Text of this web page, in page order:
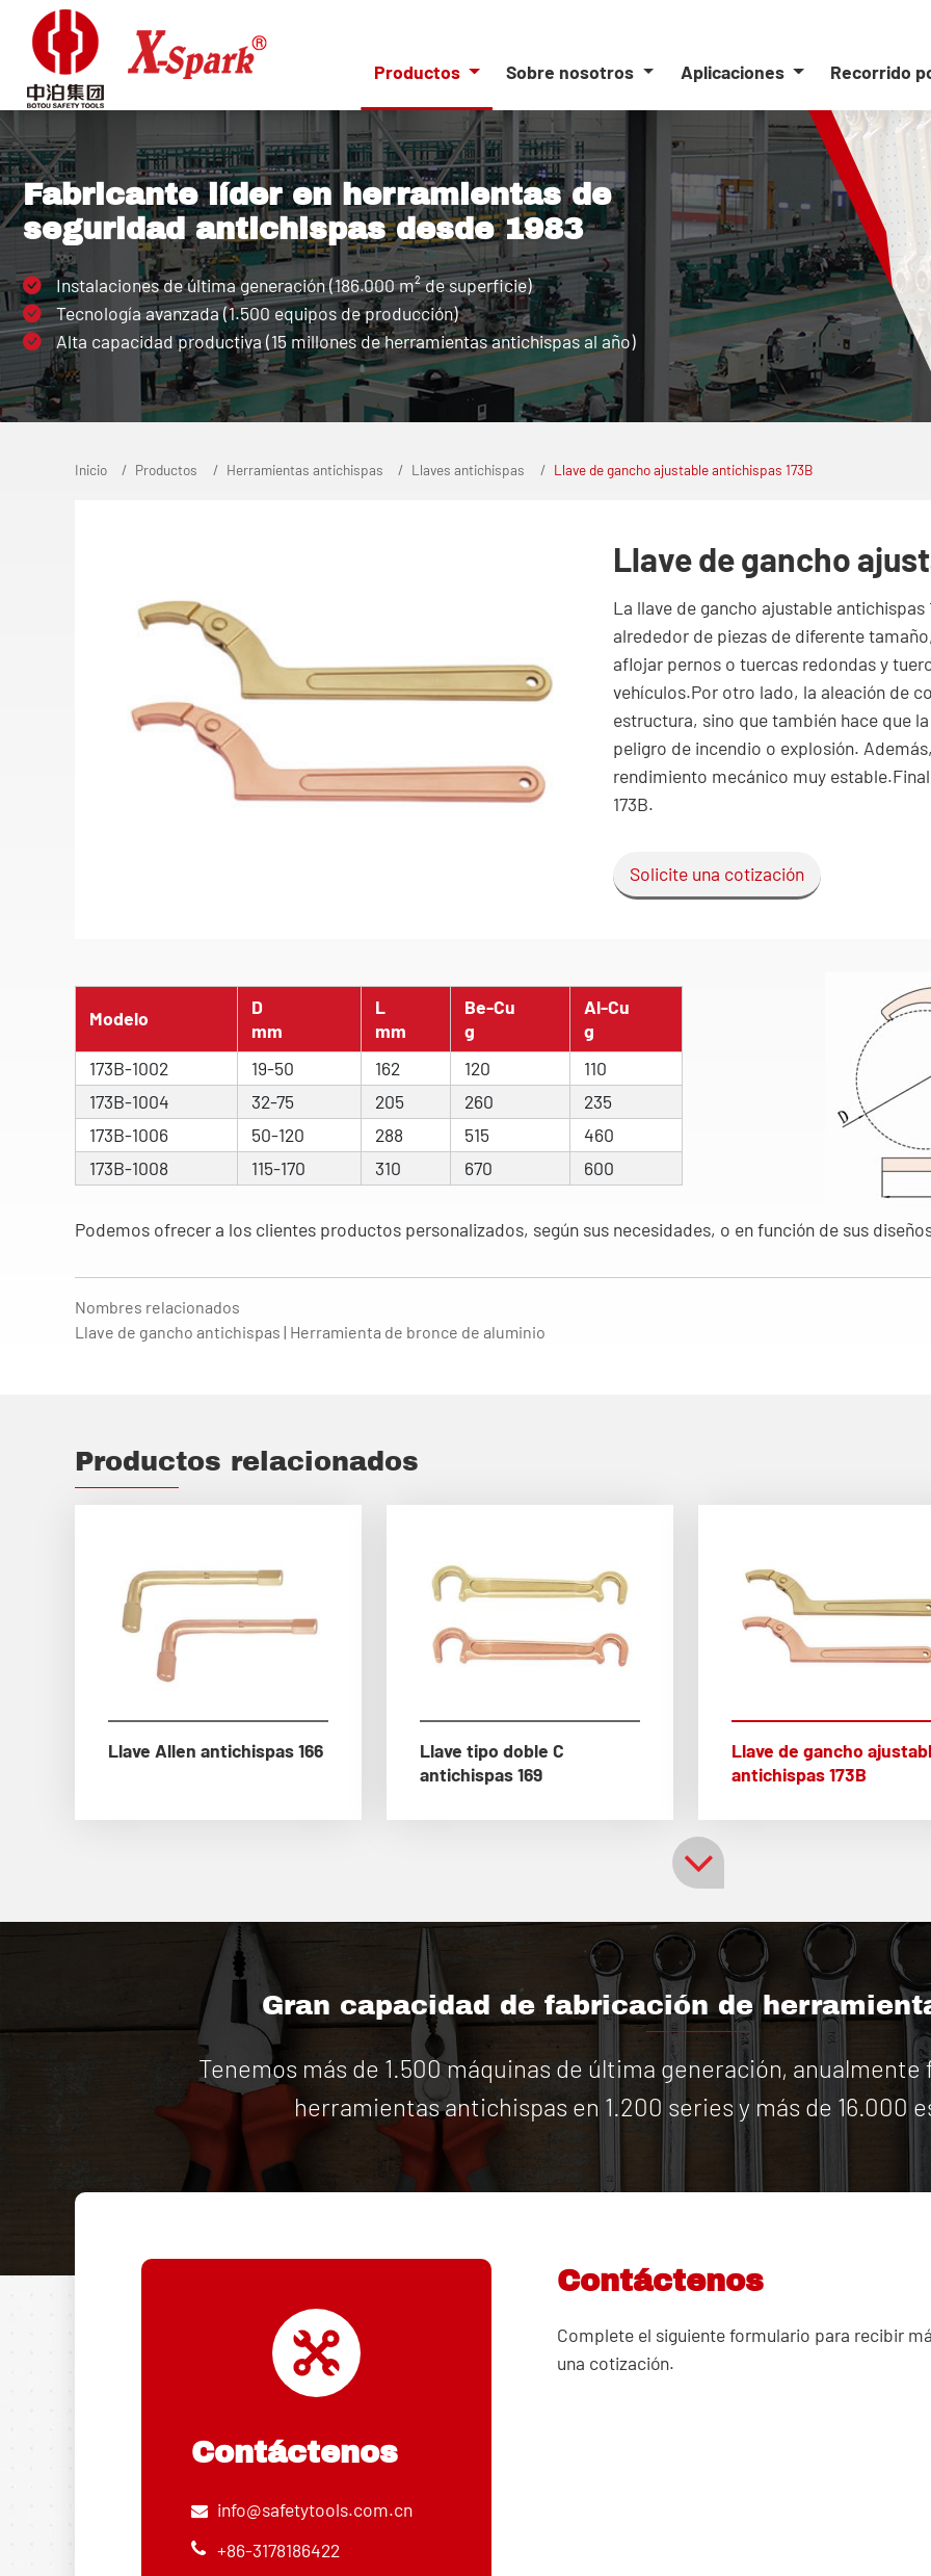
Productos Sobre nosotros Aplicaciones Recorrido
Fabricante líder en herramientas de
seguridad antichispas desde 1983
Instalaciones de última generación (186.000 m² de superficie)
Tecnología avanzada (1.500 equipos de producción)
Alta capacidad productiva (15 millones de herramientas antichispas al año)
Inicio Productos Herramientas antichispas Llaves antichispas Llave de gancho ajustable antichispas 173B
Llave de gancho
La llave de gancho ajustable
alrededor de piezas de diferente
aflojar pernos o tuercas redondas y
vehículos.Por otro lado, la aleación de
estructura, sino que también hace que
peligro de incendio o explosión.
rendimiento mecánico muy
173B.
Solicite una cotización
Modelo
D
mm
L
mm
Be-Cu
g
Al-Cu
g
173B-1002
19-50 162 120
110
173B-1004
32-75 205 260
235
173B-1006
50-120 288 515
460
173B-1008
115-170 310 670 600
Podemos ofrecer a los clientes productos personalizados, según sus necesidades, o en función de sus
Nombres relacionados
Llave de gancho antichispas | Herramienta de bronce de aluminio
Productos relacionados
Llave Allen antichispas 166
Llave tipo doble C
antichispas 169
Llave de gancho
antichispas 173B
Gran capacidad de fabricación de
Tenemos más de 1.500 máquinas de última generación, anualmente
herramientas antichispas en 1.200 series y más de 16.000
Contáctenos
info@safetytools.com.cn
+86-3178186422
Contáctenos
Complete el siguiente formulario para recibir
una cotización.